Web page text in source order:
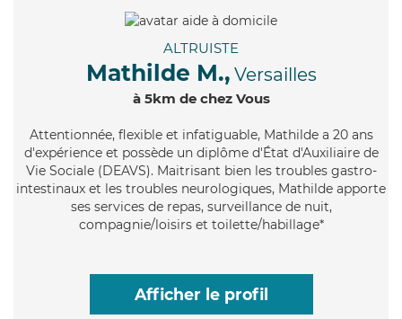
ALTRUISTE
Mathilde M., Versailles
à 5km de chez Vous
Attentionnée, flexible et infatiguable, Mathilde a 20 ans
d'expérience et possède un diplôme d'État d'Auxiliaire de
Vie Sociale (DEAVS). Maitrisant bien les troubles gastro-
intestinaux et les troubles neurologiques, Mathilde apporte
ses services de repas, surveillance de nuit,
compagnie/loisirs et toilette/habillage*
Afficher le profil